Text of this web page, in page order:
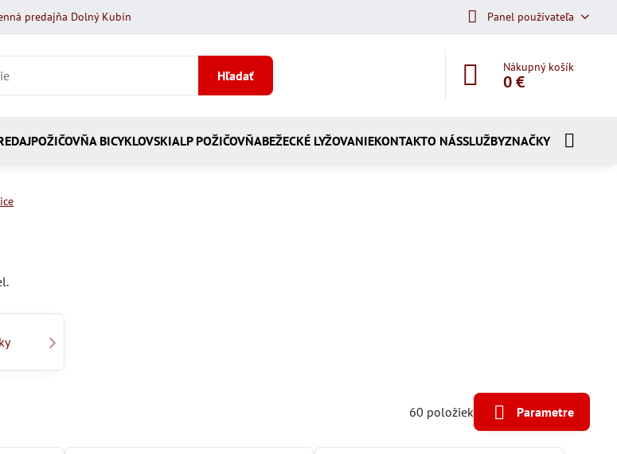
predajňa Dolný Kubín Panel používateľa
Hľadať
Nákupný košík
0 €
POŽIČOVŇA BICYKLOVSKIALP POŽIČOVŇABEŽECKÉ LYŽOVANIEKONTAKTO NÁSSLUŽBYZNAČKY
60 položiek Parametre